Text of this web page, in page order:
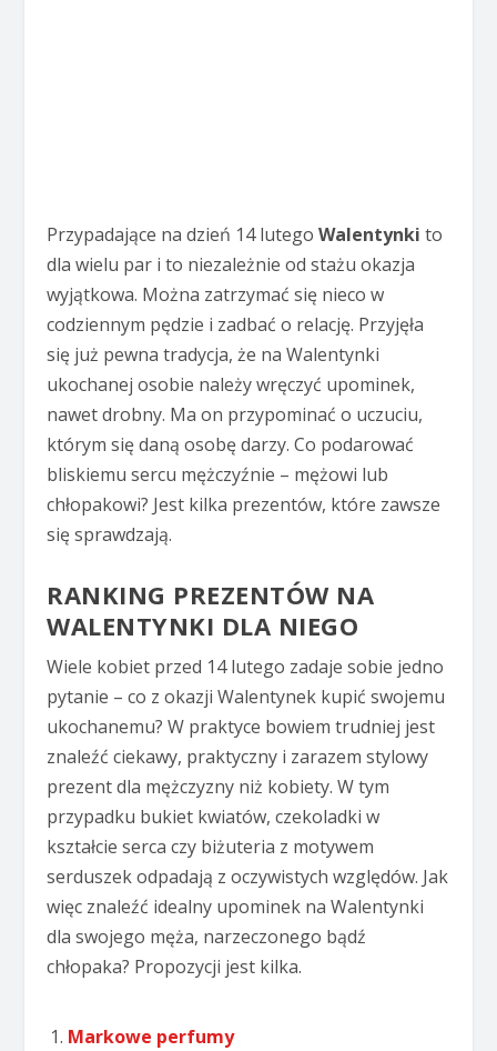
Przypadające na dzień 14 lutegoWalentynki to
dla wielu par i to niezależnie od stażu okazja
wyjątkowa. Można zatrzymać się nieco w
codziennym pędzie i zadbać o relację. Przyjęła
się już pewna tradycja, że na Walentynki
ukochanej osobie należy wręczyć upominek,
nawet drobny. Ma on przypominać o uczuciu,
którym się daną osobę darzy. Co podarować
bliskiemu sercu mężczyźnie – mężowi lub
chłopakowi? Jest kilka prezentów, które zawsze
się sprawdzają.
RANKING PREZENTÓW NA
WALENTYNKI DLA NIEGO
Wiele kobiet przed 14 lutego zadaje sobie jedno
pytanie – co z okazji Walentynek kupić swojemu
ukochanemu? W praktyce bowiem trudniej jest
znaleźć ciekawy, praktyczny i zarazem stylowy
prezent dla mężczyzny niż kobiety. W tym
przypadku bukiet kwiatów, czekoladki w
kształcie serca czy biżuteria z motywem
serduszek odpadają z oczywistych względów. Jak
więc znaleźć idealny upominek na Walentynki
dla swojego męża, narzeczonego bądź
chłopaka? Propozycji jest kilka.
Markowe perfumy